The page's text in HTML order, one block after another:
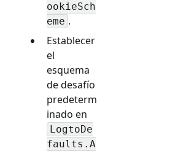
ookieSch
eme .
Establecer
el
esquema
de desafío
predeterm
inado en
LogtoDe
faults.A